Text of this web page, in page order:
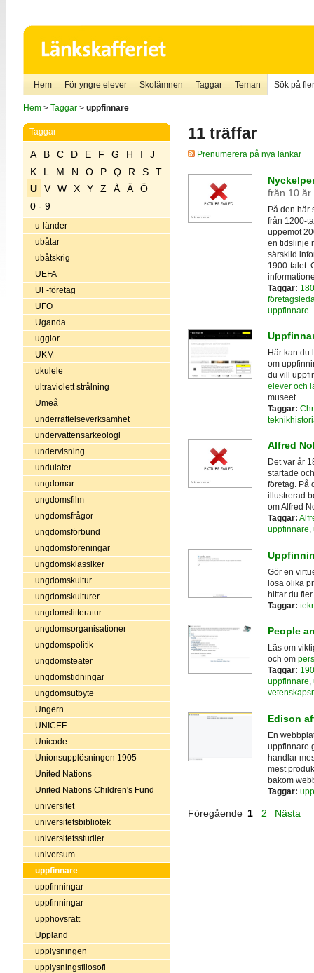
Hem För yngre elever Skolämnen Taggar Teman Sök på
Hem> Taggar> uppfinnare
Taggar
A B C D E F G H I
J
K
L M N O P Q R S
T
U
V W X Y Z Å Ä
Ö
0 - 9
u-länder
ubåtar
ubåtskrig
UEFA
UF-företag
UFO
Uganda
ugglor
UKM
ukulele
ultraviolett strålning
Umeå
underrättelseverksamhet
undervattensarkeologi
undervisning
undulater
ungdomar
ungdomsfilm
ungdomsfrågor
ungdomsförbund
ungdomsföreningar
ungdomsklassiker
ungdomskultur
ungdomskulturer
ungdomslitteratur
ungdomsorganisationer
ungdomspolitik
ungdomsteater
ungdomstidningar
ungdomsutbyte
Ungern
UNICEF
Unicode
Unionsupplösningen 1905
United Nations
United Nations Children's Fund
universitet
universitetsbibliotek
universitetsstudier
universum
uppfinnare
uppfinningar
uppfinningar
upphovsrätt
Uppland
upplysningen
upplysningsfilosofi
11 träffar
Prenumerera på nya länkar
från 10 år
På den här
från 1200-
uppemot
en tidslinje
särskild
1900-talet.
Taggar:
uppfinnare
Här kan du
om
du vill
elever och
museet.
Taggar:
Alfred
Det var år
startade
företag. På
illustrerad
om Alfred
Taggar:
uppfinnare,
Gör en
lösa olika
hittar du
Taggar:
People
Läs om
och om
Taggar:
uppfinnare,
Edison
En
uppfinnare
handlar
mest
bakom
Taggar:
Föregående 1 2 Nästa